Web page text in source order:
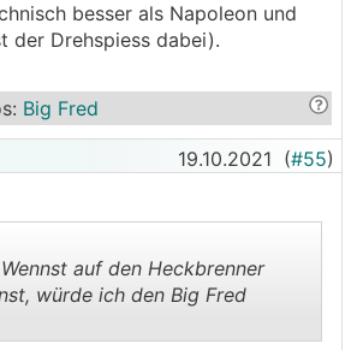
besser als Napoleon und
der Drehspiess dabei).
: Big Fred
19.10.2021 (#55)
Wennst auf den Heckbrenner
würde ich den Big Fred